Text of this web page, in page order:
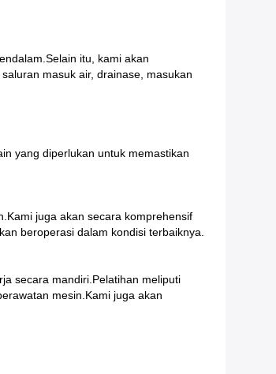
itu, kami akan
masuk air, drainase, masukan
yang diperlukan untuk memastikan
juga akan secara komprehensif
beroperasi dalam kondisi terbaiknya.
secara mandiri.Pelatihan meliputi
mesin.Kami juga akan